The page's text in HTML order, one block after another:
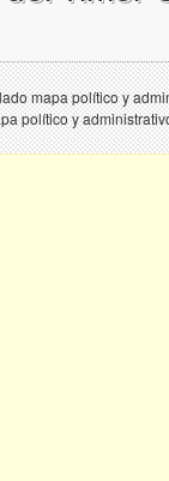
mapa político y
político y